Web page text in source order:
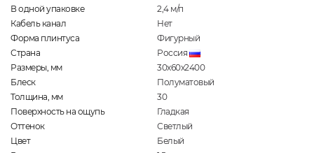
В одной упаковке
2,4 м/п
Кабель канал
Нет
Форма плинтуса
Фигурный
Страна
Россия
Размеры, мм
30х60х2400
Блеск
Полуматовый
Толщина, мм
30
Поверхность на ощупь
Гладкая
Оттенок
Светлый
Цвет
Белый